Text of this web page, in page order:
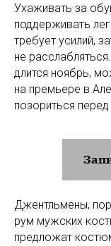
Ухаживать за
поддерживать
требует усилий,
не
длится ноябрь,
на премьере в
позориться перед
Джентльмены,
рум мужских
предложат